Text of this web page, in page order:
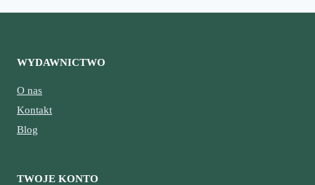
WYDAWNICTWO
O nas
Kontakt
Blog
TWOJE KONTO